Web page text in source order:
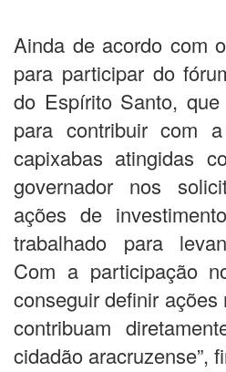
Ainda de acordo com
para participar do
do Espírito Santo,
para contribuir com
capixabas atingidas
governador nos
ações de
trabalhado para
Com a participação
conseguir definir
contribuam
cidadão aracruzense”,